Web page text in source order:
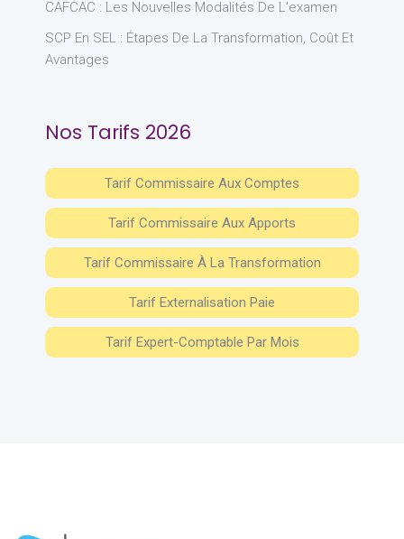
CAFCAC : Les Nouvelles Modalités De L’examen
SCP En SEL : Étapes De La Transformation, Coût Et
Avantages
Nos Tarifs 2026
Tarif Commissaire Aux Comptes
Tarif Commissaire Aux Apports
Tarif Commissaire À La Transformation
Tarif Externalisation Paie
Tarif Expert-Comptable Par Mois